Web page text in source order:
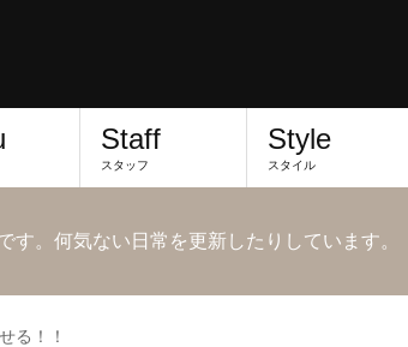
Staff
スタッフ
Style
スタイル
す。何気ない日常を更新したりしています。
る！！